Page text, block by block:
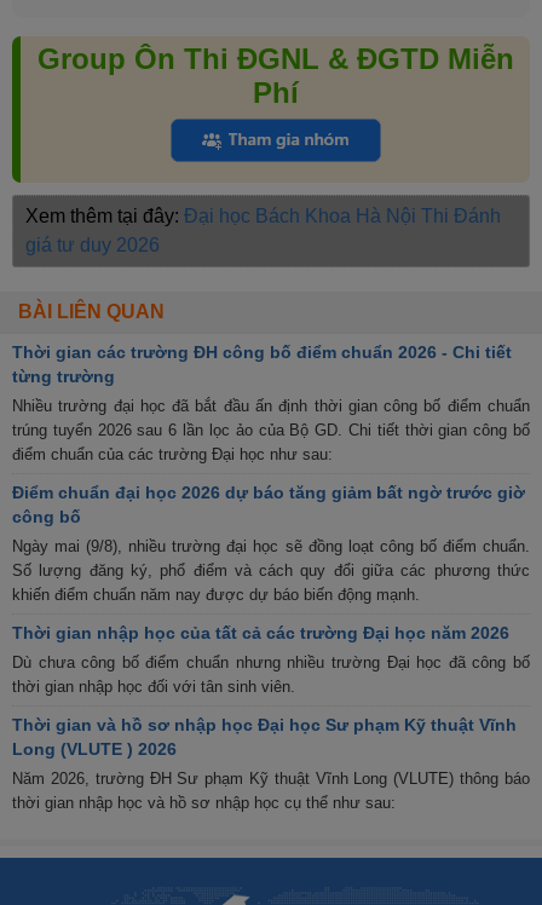
Group Ôn Thi ĐGNL & ĐGTD Miễn
Phí
Xem thêm tại đây: Đại học Bách Khoa Hà Nội Thi Đánh
giá tư duy 2026
BÀI LIÊN QUAN
Thời gian các trường ĐH công bố điểm chuẩn 2026 - Chi tiết
từng trường
Nhiều trường đại học đã bắt đầu ấn định thời gian công bố điểm chuẩn
trúng tuyển 2026 sau 6 lần lọc ảo của Bộ GD. Chi tiết thời gian công bố
điểm chuẩn của các trường Đại học như sau:
Điểm chuẩn đại học 2026 dự báo tăng giảm bất ngờ trước giờ
công bố
Ngày mai (9/8), nhiều trường đại học sẽ đồng loạt công bố điểm chuẩn.
Số lượng đăng ký, phổ điểm và cách quy đổi giữa các phương thức
khiến điểm chuẩn năm nay được dự báo biến động mạnh.
Thời gian nhập học của tất cả các trường Đại học năm 2026
Dù chưa công bố điểm chuẩn nhưng nhiều trường Đại học đã công bố
thời gian nhập học đối với tân sinh viên.
Thời gian và hồ sơ nhập học Đại học Sư phạm Kỹ thuật Vĩnh
Long (VLUTE ) 2026
Năm 2026, trường ĐH Sư phạm Kỹ thuật Vĩnh Long (VLUTE) thông báo
thời gian nhập học và hồ sơ nhập học cụ thể như sau: